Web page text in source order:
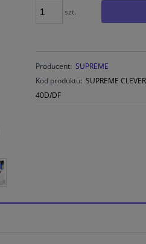
szt.
Producent: SUPREME
Kod produktu: SUPREME CLEVER
40D/DF